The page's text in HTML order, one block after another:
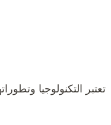
تعتبر التكنولوجيا